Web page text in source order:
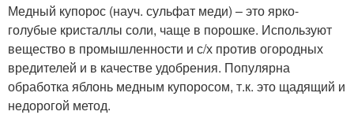
Медный купорос (науч. сульфат меди) – это ярко-
голубые кристаллы соли, чаще в порошке. Используют
вещество в промышленности и с/х против огородных
вредителей и в качестве удобрения. Популярна
обработка яблонь медным купоросом, т.к. это щадящий и
недорогой метод.